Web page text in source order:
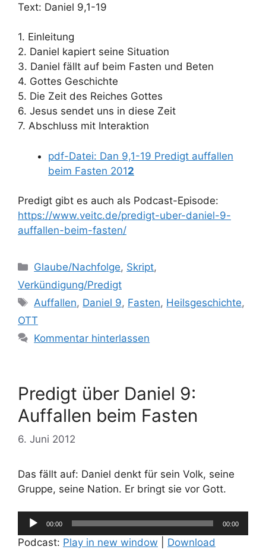
Text: Daniel 9,1-19
1. Einleitung
2. Daniel kapiert seine Situation
3. Daniel fällt auf beim Fasten und Beten
4. Gottes Geschichte
5. Die Zeit des Reiches Gottes
6. Jesus sendet uns in diese Zeit
7. Abschluss mit Interaktion
pdf-Datei: Dan 9,1-19 Predigt auffallen
beim Fasten 2012
Predigt gibt es auch als Podcast-Episode:
https://www.veitc.de/predigt-uber-daniel-9-
auffallen-beim-fasten/
Kategorien
Glaube/Nachfolge, Skript,
Verkündigung/Predigt
Schlagwörter
Auffallen, Daniel 9, Fasten, Heilsgeschichte,
OTT
Kommentar hinterlassen
Predigt über Daniel 9:
Auffallen beim Fasten
6. Juni 2012
Das fällt auf: Daniel denkt für sein Volk, seine
Gruppe, seine Nation. Er bringt sie vor Gott.
Audio-
Player
00:00 00:00
Podcast: Play in new window Download